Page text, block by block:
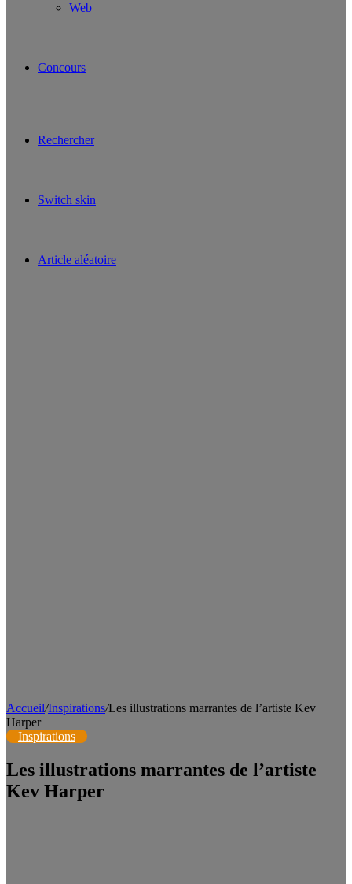
Web
Concours
Rechercher
Switch skin
Article aléatoire
Accueil/Inspirations/Les illustrations marrantes de l’artiste Kev
Harper
Inspirations
Les illustrations marrantes de l’artiste
Kev Harper